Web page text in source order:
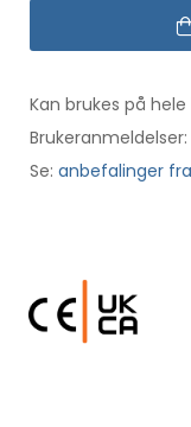
Kan brukes på
Brukeranmeldelser:
Se: anbefalinger